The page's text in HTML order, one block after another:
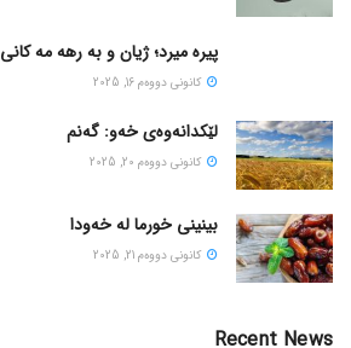
پیره میرد؛ ژیان و به رهه مه کانی
كانونی دووه‌م 16, 2025
لێکدانەوەی خەو: گەنم
كانونی دووه‌م 20, 2025
بینینی خورما لە خەودا
كانونی دووه‌م 21, 2025
Recent News